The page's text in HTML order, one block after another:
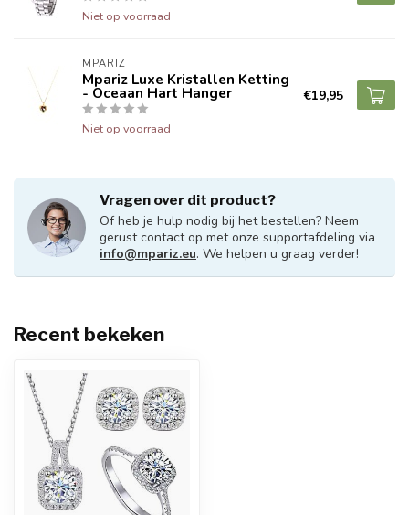
Niet op voorraad
MPARIZ
Mpariz Luxe Kristallen Ketting
- Oceaan Hart Hanger
Niet op voorraad
€19,95
Vragen over dit product?
Of heb je hulp nodig bij het bestellen? Neem
gerust contact op met onze supportafdeling via
info@mpariz.eu. We helpen u graag verder!
Recent bekeken